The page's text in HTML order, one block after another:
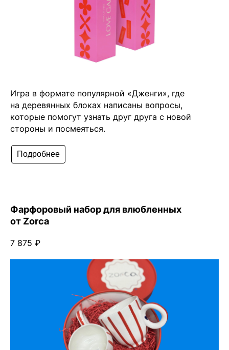
Игра в формате популярной «Дженги», где
на деревянных блоках написаны вопросы,
которые помогут узнать друг друга с новой
стороны и посмеяться.
Подробнее
Фарфоровый набор для влюбленных
от Zorca
7 875 ₽